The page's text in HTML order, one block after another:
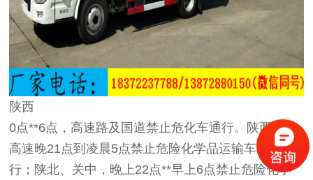
陕西
0点**6点，高速路及国道禁止危化车通行。陕西青银
高速晚21点到凌晨5点禁止危险化学品运输车辆通
行；陕北、关中，晚上22点**早上6点禁止危险化学